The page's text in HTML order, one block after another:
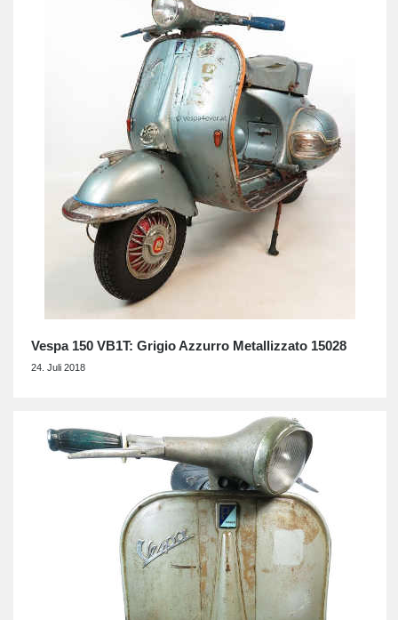
Vespa 150 VB1T: Grigio Azzurro Metallizzato 15028
24. Juli 2018